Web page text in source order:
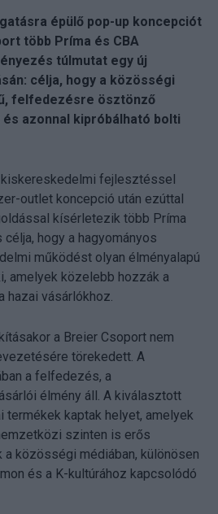
épülő pop-up koncepciót
több Príma és CBA
túlmutat egy új
célja, hogy a közösségi
felfedezésre ösztönző
azonnal kipróbálható bolti
kiskereskedelmi fejlesztéssel
outlet koncepció után ezúttal
kísérletezik több Príma
hogy a hagyományos
működést olyan élményalapú
amelyek közelebb hozzák a
hazai vásárlókhoz.
a Breier Csoport nem
törekedett. A
a felfedezés, a
élmény áll. A kiválasztott
termékek kaptak helyet, amelyek
szinten is erős
közösségi médiában, különösen
és a K-kultúrához kapcsolódó